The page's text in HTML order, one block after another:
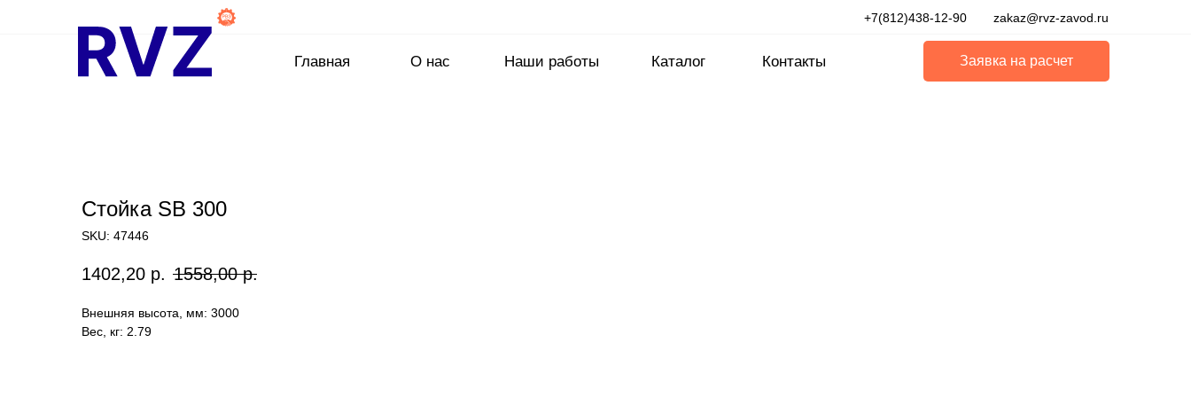
Главная О нас Наши работы Каталог Контакты
+7(812)438-12-90 zakaz@rvz-zavod.ru
Заявка на расчет
Стойка SB 300
SKU: 47446
1402,20 р. 1558,00 р.
Внешняя высота, мм: 3000
Вес, кг: 2.79